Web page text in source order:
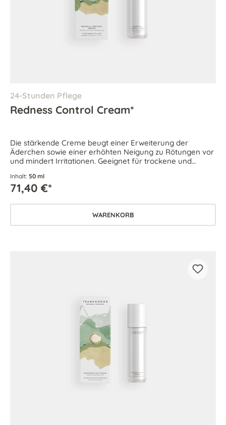
24-Stunden Pflege
Redness Control Cream*
Die stärkende Creme beugt einer Erweiterung der
Äderchen sowie einer erhöhten Neigung zu Rötungen vor
und mindert Irritationen. Geeignet für trockene und
neigender Haut.
Inhalt: 50 ml
71,40 €*
WARENKORB